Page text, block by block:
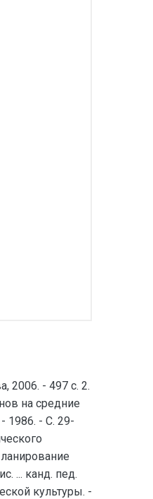
2006. - 497 с. 2.
на средние
1986. - С. 29-
... канд. пед.
культуры. -